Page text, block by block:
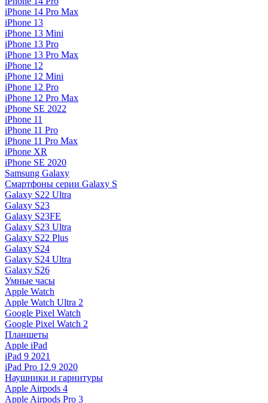
iPhone 14 Pro Max
iPhone 13
iPhone 13 Mini
iPhone 13 Pro
iPhone 13 Pro Max
iPhone 12
iPhone 12 Mini
iPhone 12 Pro
iPhone 12 Pro Max
iPhone SE 2022
iPhone 11
iPhone 11 Pro
iPhone 11 Pro Max
iPhone XR
iPhone SE 2020
Samsung Galaxy
Смартфоны серии Galaxy S
Galaxy S22 Ultra
Galaxy S23
Galaxy S23FE
Galaxy S23 Ultra
Galaxy S22 Plus
Galaxy S24
Galaxy S24 Ultra
Galaxy S26
Умные часы
Apple Watch
Apple Watch Ultra 2
Google Pixel Watch
Google Pixel Watch 2
Планшеты
Apple iPad
iPad 9 2021
iPad Pro 12.9 2020
Наушники и гарнитуры
Apple Airpods 4
Apple Airpods Pro 3